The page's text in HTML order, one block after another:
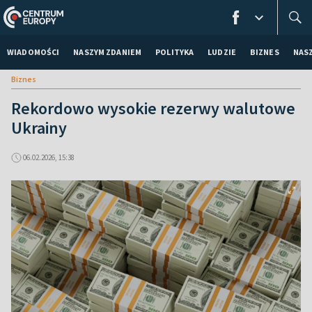
WIADOMOŚCI NASZYM ZDANIEM POLITYKA LUDZIE BIZNES
Biznes
Rekordowo wysokie rezerwy walutowe
Ukrainy
06.02.2026, 15:38